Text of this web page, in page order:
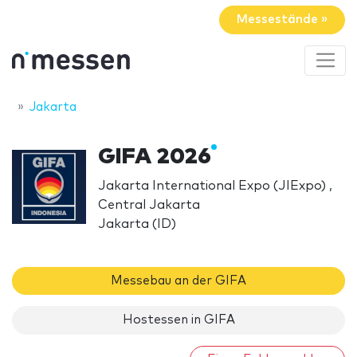
Messestände »
Jakarta
GIFA 2026
Jakarta International Expo (JIExpo) ,
Central Jakarta
Jakarta (ID)
Messebau an der GIFA
Hostessen in GIFA